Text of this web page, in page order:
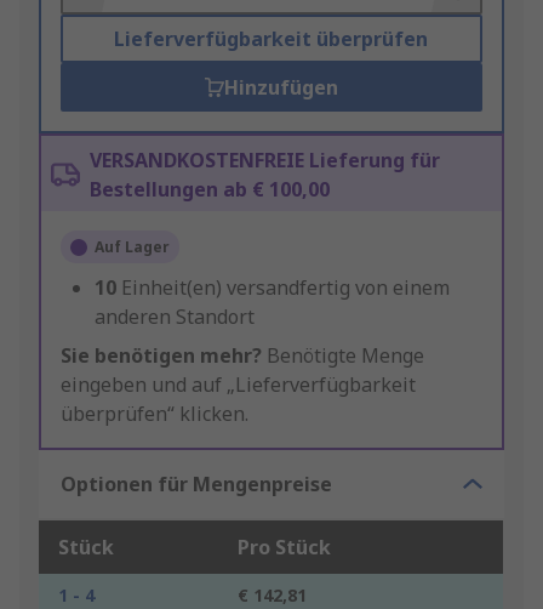
Lieferverfügbarkeit überprüfen
Hinzufügen
VERSANDKOSTENFREIE Lieferung für
Bestellungen ab € 100,00
Auf Lager
10 Einheit(en) versandfertig von einem
anderen Standort
Sie benötigen mehr? Benötigte Menge
eingeben und auf „Lieferverfügbarkeit
überprüfen“ klicken.
Optionen für Mengenpreise
Stück Pro Stück
1 - 4
€ 142,81